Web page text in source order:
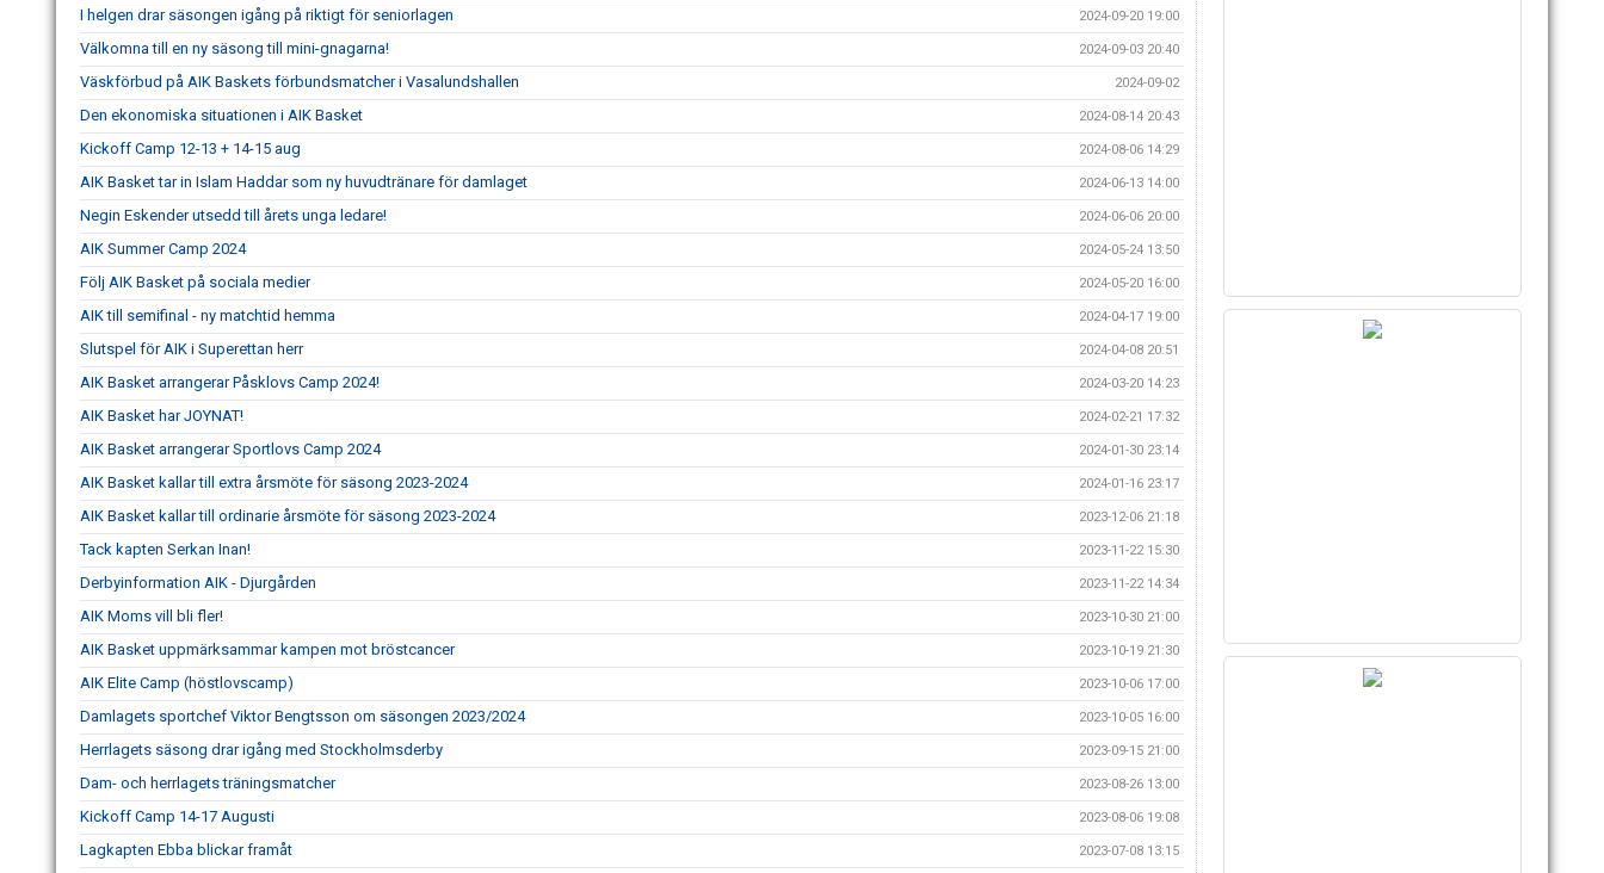
I helgen drar säsongen igång på riktigt för seniorlagen 2024-09-20 19:00
Välkomna till en ny säsong till mini-gnagarna! 2024-09-03 20:40
Väskförbud på AIK Baskets förbundsmatcher i Vasalundshallen 2024-09-02
Den ekonomiska situationen i AIK Basket 2024-08-14 20:43
Kickoff Camp 12-13 + 14-15 aug 2024-08-06 14:29
AIK Basket tar in Islam Haddar som ny huvudtränare för damlaget 2024-06-13 14:00
Negin Eskender utsedd till årets unga ledare! 2024-06-06 20:00
AIK Summer Camp 2024 2024-05-24 13:50
Följ AIK Basket på sociala medier 2024-05-20 16:00
AIK till semifinal - ny matchtid hemma 2024-04-17 19:00
Slutspel för AIK i Superettan herr 2024-04-08 20:51
AIK Basket arrangerar Påsklovs Camp 2024! 2024-03-20 14:23
AIK Basket har JOYNAT! 2024-02-21 17:32
AIK Basket arrangerar Sportlovs Camp 2024 2024-01-30 23:14
AIK Basket kallar till extra årsmöte för säsong 2023-2024 2024-01-16 23:17
AIK Basket kallar till ordinarie årsmöte för säsong 2023-2024 2023-12-06 21:18
Tack kapten Serkan Inan! 2023-11-22 15:30
Derbyinformation AIK - Djurgården 2023-11-22 14:34
AIK Moms vill bli fler! 2023-10-30 21:00
AIK Basket uppmärksammar kampen mot bröstcancer 2023-10-19 21:30
AIK Elite Camp (höstlovscamp) 2023-10-06 17:00
Damlagets sportchef Viktor Bengtsson om säsongen 2023/2024 2023-10-05 16:00
Herrlagets säsong drar igång med Stockholmsderby 2023-09-15 21:00
Dam- och herrlagets träningsmatcher 2023-08-26 13:00
Kickoff Camp 14-17 Augusti 2023-08-06 19:08
Lagkapten Ebba blickar framåt 2023-07-08 13:15